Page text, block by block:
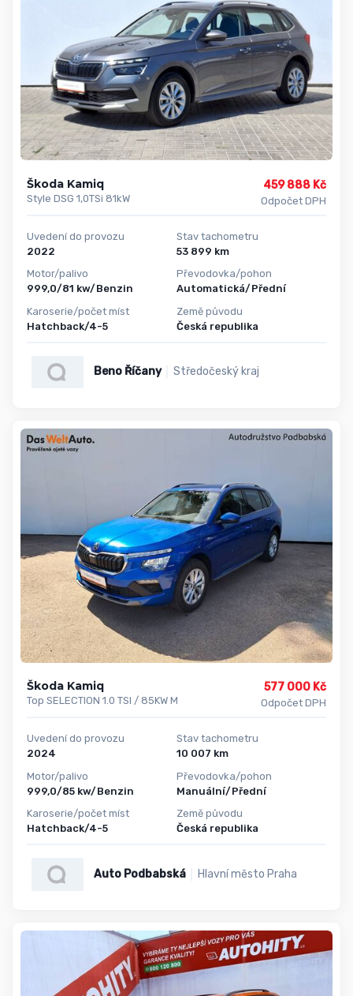
Škoda Kamiq
Style DSG 1,0TSi 81kW
459 888 Kč
Odpočet DPH
Uvedení do provozu
2022
Motor/palivo
999,0/81 kw/Benzin
Karoserie/počet míst
Hatchback/4-5
Stav tachometru
53 899 km
Převodovka/pohon
Automatická/Přední
Země původu
Česká republika
Beno Říčany Středočeský kraj
Škoda Kamiq
Top SELECTION 1.0 TSI / 85KW M
577 000 Kč
Odpočet DPH
Uvedení do provozu
2024
Motor/palivo
999,0/85 kw/Benzin
Karoserie/počet míst
Hatchback/4-5
Stav tachometru
10 007 km
Převodovka/pohon
Manuální/Přední
Země původu
Česká republika
Auto Podbabská Hlavní město Praha